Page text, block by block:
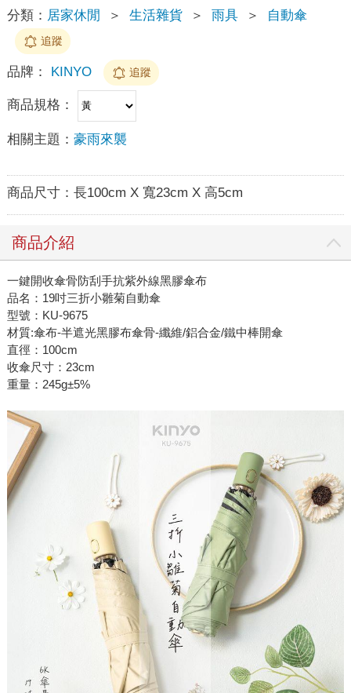
分類： 居家休閒 ＞ 生活雜貨 ＞ 雨具 ＞ 自動傘
追蹤
品牌： KINYO 追蹤
商品規格：
相關主題： 豪雨來襲
商品尺寸： 長100cm X 寬23cm X 高5cm
商品介紹
一鍵開收傘骨防刮手抗紫外線黑膠傘布
品名：19吋三折小雛菊自動傘
型號：KU-9675
材質:傘布-半遮光黑膠布傘骨-纖維/鋁合金/鐵中棒開傘
直徑：100cm
收傘尺寸：23cm
重量：245g±5%